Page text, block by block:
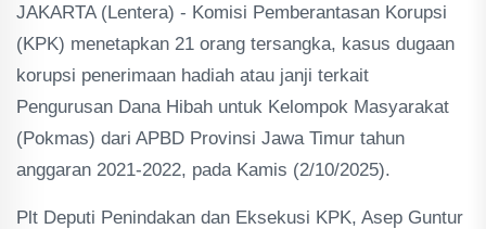
JAKARTA (Lentera) - Komisi Pemberantasan Korupsi
(KPK) menetapkan 21 orang tersangka, kasus dugaan
korupsi penerimaan hadiah atau janji terkait
Pengurusan Dana Hibah untuk Kelompok Masyarakat
(Pokmas) dari APBD Provinsi Jawa Timur tahun
anggaran 2021-2022, pada Kamis (2/10/2025).
Plt Deputi Penindakan dan Eksekusi KPK, Asep Guntur